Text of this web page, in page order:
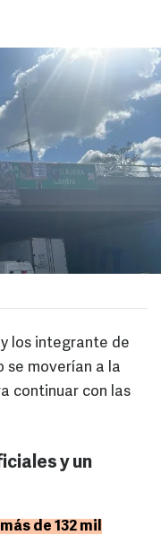
los integrante de
se moverían a la
continuar con las
y un
de 132 mil